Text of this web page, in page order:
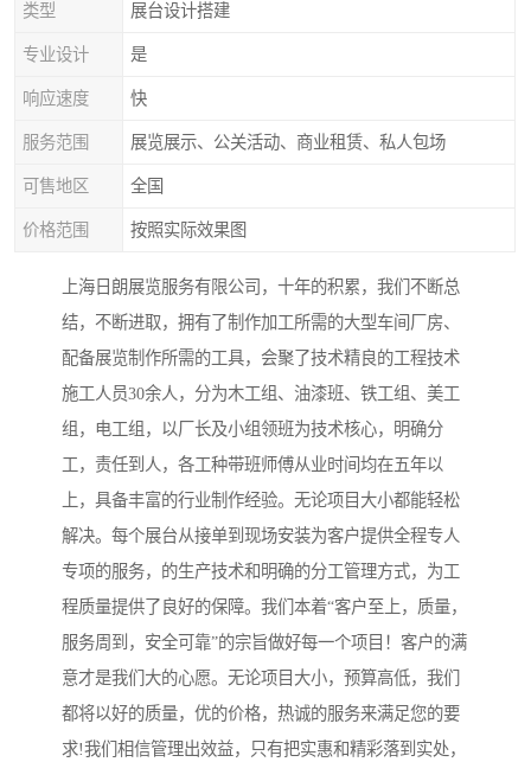
类型 展台设计搭建
专业设计 是
响应速度 快
服务范围 展览展示、公关活动、商业租赁、私人包场
可售地区 全国
价格范围 按照实际效果图
上海日朗展览服务有限公司，十年的积累，我们不断总
结，不断进取，拥有了制作加工所需的大型车间厂房、
配备展览制作所需的工具，会聚了技术精良的工程技术
施工人员30余人，分为木工组、油漆班、铁工组、美工
组，电工组，以厂长及小组领班为技术核心，明确分
工，责任到人，各工种带班师傅从业时间均在五年以
上，具备丰富的行业制作经验。无论项目大小都能轻松
解决。每个展台从接单到现场安装为客户提供全程专人
专项的服务，的生产技术和明确的分工管理方式，为工
程质量提供了良好的保障。我们本着“客户至上，质量，
服务周到，安全可靠”的宗旨做好每一个项目！客户的满
意才是我们大的心愿。无论项目大小，预算高低，我们
都将以好的质量，优的价格，热诚的服务来满足您的要
求!我们相信管理出效益，只有把实惠和精彩落到实处，